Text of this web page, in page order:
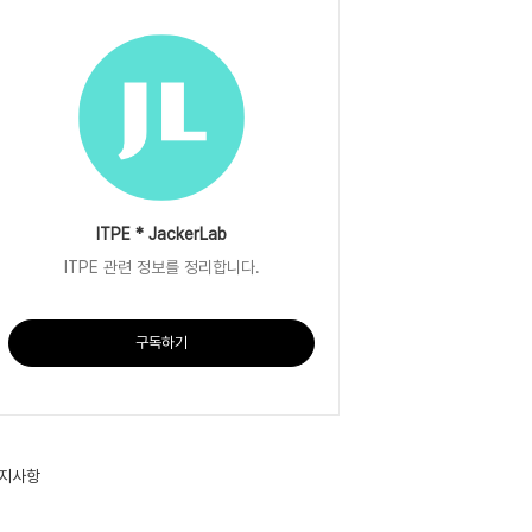
ITPE * JackerLab
ITPE 관련 정보를 정리합니다.
구독하기
사항